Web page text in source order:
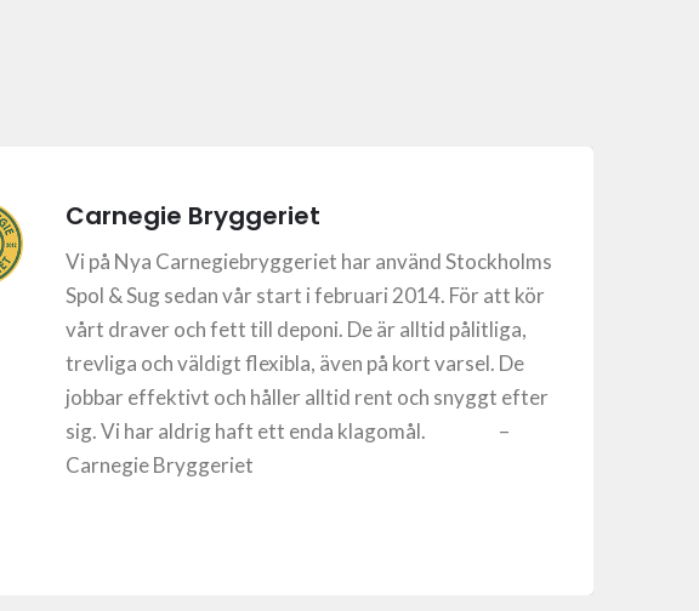
Carnegie Bryggeriet
Vi på Nya Carnegiebryggeriet har använd Stockholms
Spol & Sug sedan vår start i februari 2014. För att kör
vårt draver och fett till deponi. De är alltid pålitliga,
trevliga och väldigt flexibla, även på kort varsel. De
jobbar effektivt och håller alltid rent och snyggt efter
sig. Vi har aldrig haft ett enda klagomål. –
Carnegie Bryggeriet